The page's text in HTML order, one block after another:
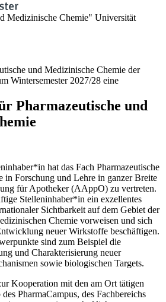
Medizinische Chemie" Universität
und Medizinische Chemie der
Wintersemester 2027/28 eine
Pharmazeutische und
hat das Fach Pharmazeutische
in Forschung und Lehre in ganzer Breite
für Apotheker (AAppO) zu vertreten.
Stelleninhaber*in ein exzellentes
Sichtbarkeit auf dem Gebiet der
Chemie vorweisen und sich
neuer Wirkstoffe beschäftigen.
sind zum Beispiel die
und Charakterisierung neuer
sowie biologischen Targets.
Kooperation mit den am Ort tätigen
PharmaCampus, des Fachbereichs